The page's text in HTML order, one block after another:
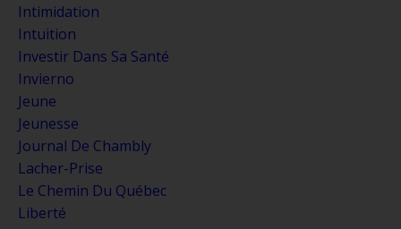
Intimidation
Intuition
Investir Dans Sa Santé
Invierno
Jeune
Jeunesse
Journal De Chambly
Lacher-Prise
Le Chemin Du Québec
Liberté